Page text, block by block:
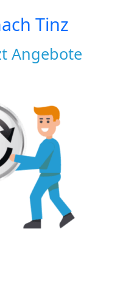
Tinz
Angebote